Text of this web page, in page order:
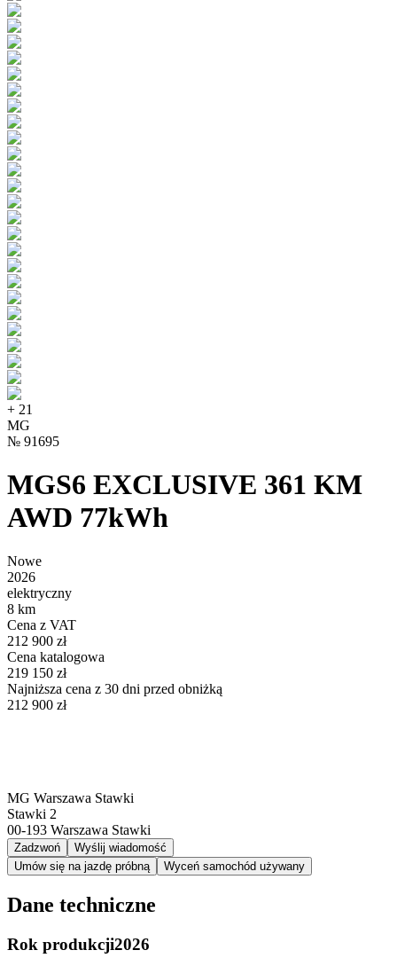
+ 21
MG
№ 91695
MGS6 EXCLUSIVE 361 KM
AWD 77kWh
Nowe
2026
elektryczny
8 km
Cena z VAT
212 900 zł
Cena katalogowa
219 150 zł
Najniższa cena z 30 dni przed obniżką
212 900 zł
MG Warszawa Stawki
Stawki 2
00-193 Warszawa Stawki
Zadzwoń
Wyślij wiadomość
Umów się na jazdę próbną
Wyceń samochód używany
Dane techniczne
Rok produkcji2026